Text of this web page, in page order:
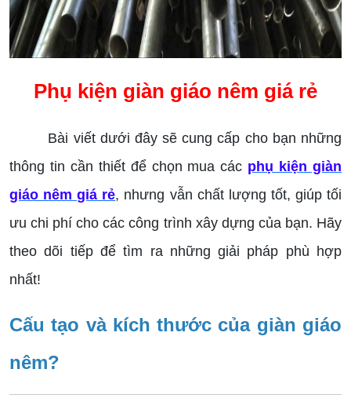
Phụ kiện giàn giáo nêm giá rẻ
Bài viết dưới đây sẽ cung cấp cho bạn những
thông tin cần thiết để chọn mua các phụ kiện giàn
giáo nêm giá rẻ, nhưng vẫn chất lượng tốt, giúp tối
ưu chi phí cho các công trình xây dựng của bạn. Hãy
theo dõi tiếp để tìm ra những giải pháp phù hợp
nhất!
Cấu tạo và kích thước của giàn giáo
nêm?